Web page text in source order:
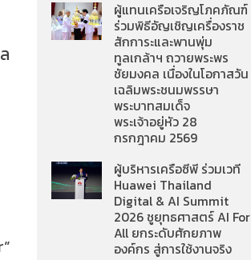
ผู้แทนเครือเจริญโภคภัณฑ์
ร่วมพิธีอัญเชิญเครื่องราช
สักการะและพานพุ่ม
ทูลเกล้าฯ ถวายพระพร
ชัยมงคล เนื่องในโอกาสวัน
เฉลิมพระชนมพรรษา
พระบาทสมเด็จ
พระเจ้าอยู่หัว 28
กรกฎาคม 2569
ผู้บริหารเครือซีพี ร่วมเวที
Huawei Thailand
Digital & AI Summit
2026 ชูยุทธศาสตร์ AI For
All ยกระดับศักยภาพ
องค์กร สู่การใช้งานจริง